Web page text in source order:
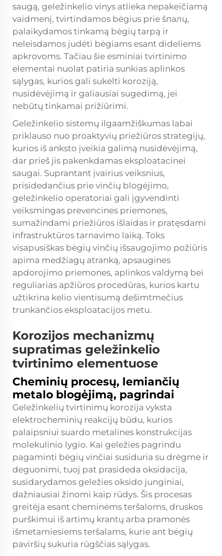
saugą, geležinkelio vinys atlieka nepakeičiamą
vaidmenį, tvirtindamos bėgius prie šпалų,
palaikydamos tinkamą bėgių tarpą ir
neleisdamos judėti bėgiams esant dideliems
apkrovoms. Tačiau šie esminiai tvirtinimo
elementai nuolat patiria sunkias aplinkos
sąlygas, kurios gali sukelti koroziją,
nusidėvėjimą ir galiausiai sugedimą, jei
nebūtų tinkamai prižiūrimi.
Geležinkelio sistemų ilgaamžiškumas labai
priklauso nuo proaktyvių priežiūros strategijų,
kurios iš anksto įveikia galimą nusidėvėjimą,
dar prieš jis pakenkdamas eksploatacinei
saugai. Suprantant įvairius veiksnius,
prisidedančius prie vinčių blogėjimo,
geležinkelio operatoriai gali įgyvendinti
veiksmingas prevencines priemones,
sumažindami priežiūros išlaidas ir pratęsdami
infrastruktūros tarnavimo laiką. Toks
visapusiškas bėgių vinčių išsaugojimo požiūris
apima medžiagų atranką, apsaugines
apdorojimo priemones, aplinkos valdymą bei
reguliarias apžiūros procedūras, kurios kartu
užtikrina kelio vientisumą dešimtmečius
trunkančios eksploatacijos metu.
Korozijos mechanizmų
supratimas geležinkelio
tvirtinimo elementuose
Cheminių procesų, lemiančių
metalo blogėjimą, pagrindai
Geležinkelių tvirtinimų korozija vyksta
elektrocheminių reakcijų būdu, kurios
palaipsniui suardo metalines konstrukcijas
molekulinio lygio. Kai geležies pagrindu
pagaminti bėgių vinčiai susiduria su drėgme ir
deguonimi, tuoj pat prasideda oksidacija,
susidarydamos geležies oksido junginiai,
dažniausiai žinomi kaip rūdys. Šis procesas
greitėja esant cheminėms teršaloms, druskos
purškimui iš artimų krantų arba pramonės
išmetamiesiems teršalams, kurie ant bėgių
paviršių sukuria rūgščias sąlygas.